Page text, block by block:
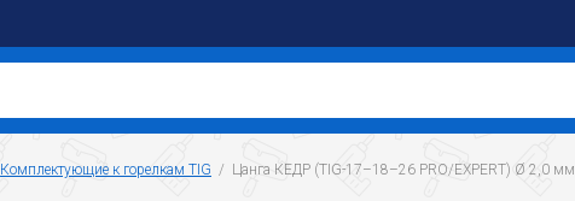
Комплектующие к горелкам TIG
  /  Цанга КЕДР (TIG-17–18–26 PRO/EXPERT) Ø 2,0 мм